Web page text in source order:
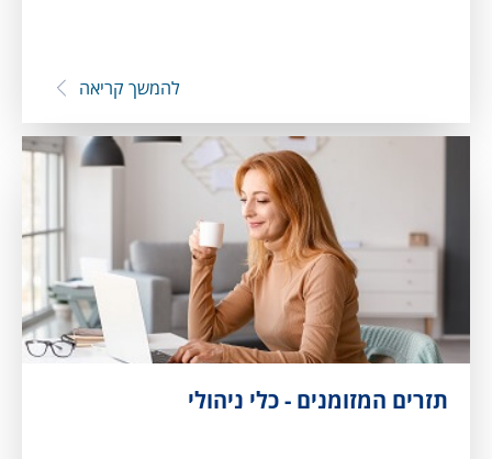
להמשך קריאה
תזרים המזומנים - כלי ניהולי